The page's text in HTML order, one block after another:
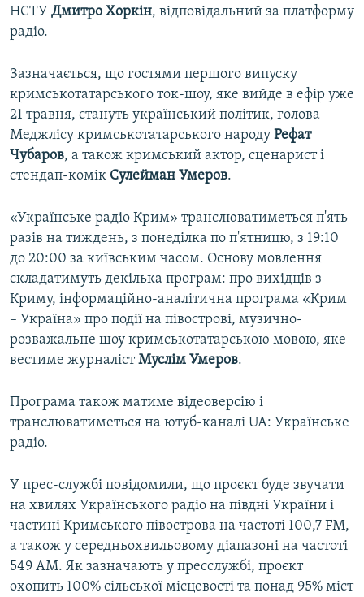
НСТУ Дмитро Хоркін, відповідальний за платформу
радіо.
Зазначається, що гостями першого випуску
кримськотатарського ток-шоу, яке вийде в ефір уже
21 травня, стануть український політик, голова
Меджлісу кримськотатарського народу Рефат
Чубаров, а також кримський актор, сценарист і
стендап-комік Сулейман Умеров.
«Українське радіо Крим» транслюватиметься п'ять
разів на тиждень, з понеділка по п'ятницю, з 19:10
до 20:00 за київським часом. Основу мовлення
складатимуть декілька програм: про вихідців з
Криму, інформаційно-аналітична програма «Крим
– Україна» про події на півострові, музично-
розважальне шоу кримськотатарською мовою, яке
вестиме журналістМуслім Умеров.
Програма також матиме відеоверсію і
транслюватиметься на ютуб-каналі UA: Українське
радіо.
У прес-службі повідомили, що проєкт буде звучати
на хвилях Українського радіо на півдні України і
частині Кримського півострова на частоті 100,7 FM,
а також у середньохвильовому діапазоні на частоті
549 АМ. Як зазначають у пресслужбі, проєкт
охопить 100% сільської місцевості та понад 95% міст